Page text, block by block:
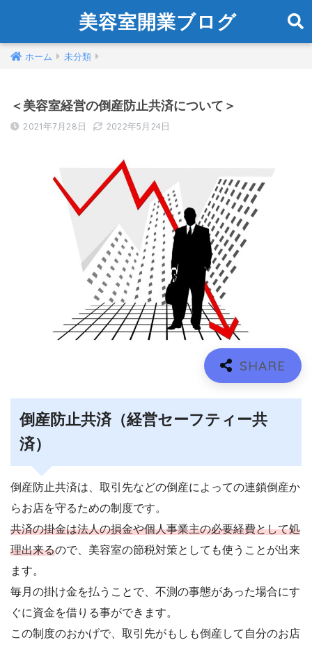
美容室開業ブログ
ホーム 未分類
＜美容室経営の倒産防止共済について＞
2021年7月28日 2022年5月24日
倒産防止共済（経営セーフティー共
済）
倒産防止共済は、取引先などの倒産によっての連鎖倒産か
らお店を守るための制度です。
共済の掛金は法人の損金や個人事業主の必要経費として処
理出来るので、美容室の節税対策としても使うことが出来
ます。
毎月の掛け金を払うことで、不測の事態があった場合にす
ぐに資金を借りる事ができます。
この制度のおかげで、取引先がもしも倒産して自分のお店